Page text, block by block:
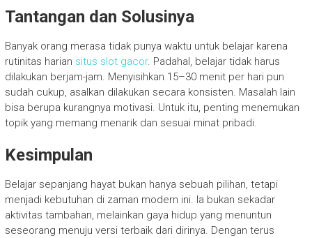
Tantangan dan Solusinya
Banyak orang merasa tidak punya waktu untuk belajar karena
rutinitas harian situs slot gacor. Padahal, belajar tidak harus
dilakukan berjam-jam. Menyisihkan 15–30 menit per hari pun
sudah cukup, asalkan dilakukan secara konsisten. Masalah lain
bisa berupa kurangnya motivasi. Untuk itu, penting menemukan
topik yang memang menarik dan sesuai minat pribadi.
Kesimpulan
Belajar sepanjang hayat bukan hanya sebuah pilihan, tetapi
menjadi kebutuhan di zaman modern ini. Ia bukan sekadar
aktivitas tambahan, melainkan gaya hidup yang menuntun
seseorang menuju versi terbaik dari dirinya. Dengan terus